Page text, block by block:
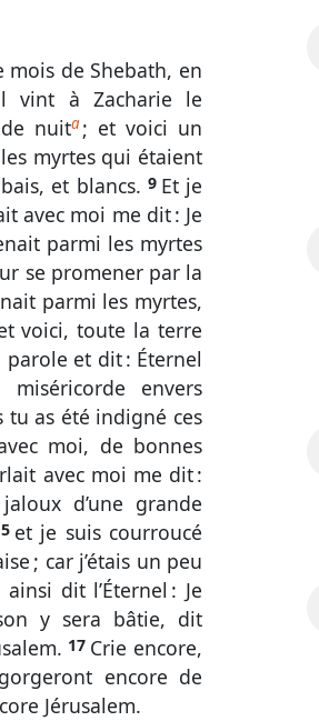
de Shebath, en
vint à Zacharie le
nuita; et voici un
myrtes qui étaient
et blancs. 9 Et je
avec moi me dit : Je
parmi les myrtes
se promener par la
parmi les myrtes,
voici, toute la terre
parole et dit : Éternel
envers
tu as été indigné ces
moi, de bonnes
avec moi me dit :
d’une grande
et je suis courroucé
; car j’étais un peu
ainsi dit l’Éternel : Je
y sera bâtie, dit
17 Crie encore,
encore de
Jérusalem.